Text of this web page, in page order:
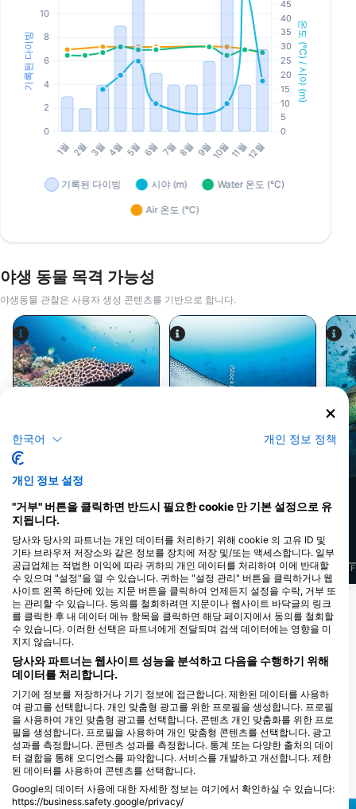
야생 동물 목격 가능성
야생동물 관찰은 사용자 생성 콘텐츠를 기반으로 합니다.
Alamy-WaterFrame
J F M A M J J A S O N D
iStock/Juliosanjuan
J F M A M J J A S O N D F
동물 더 보기
이 다이빙 장소를 이용하는 다이빙 센터
DivePoint Rannalhi
Adaaran Club Rannalhi, 20026
South Male Atoll, 몰디브
가까운 다이빙 사이트
한국어 개인 정보 정책
개인 정보 설정
"거부" 버튼을 클릭하면 반드시 필요한 cookie 만 기본 설정으로 유
지됩니다.
당사와 당사의 파트너는 개인 데이터를 처리하기 위해 cookie 의 고유 ID 및
기타 브라우저 저장소와 같은 정보를 장치에 저장 및/또는 액세스합니다. 일부
공급업체는 적법한 이익에 따라 귀하의 개인 데이터를 처리하여 이에 반대할
수 있으며 "설정"을 열 수 있습니다. 귀하는 "설정 관리" 버튼을 클릭하거나 웹
사이트 왼쪽 하단에 있는 지문 버튼을 클릭하여 언제든지 설정을 수락, 거부 또
는 관리할 수 있습니다. 동의를 철회하려면 지문이나 웹사이트 바닥글의 링크
를 클릭한 후 내 데이터 메뉴 항목을 클릭하면 해당 페이지에서 동의를 철회할
수 있습니다. 이러한 선택은 파트너에게 전달되며 검색 데이터에는 영향을 미
치지 않습니다.
당사와 파트너는 웹사이트 성능을 분석하고 다음을 수행하기 위해
데이터를 처리합니다.
기기에 정보를 저장하거나 기기 정보에 접근합니다. 제한된 데이터를 사용하
여 광고를 선택합니다. 개인 맞춤형 광고를 위한 프로필을 생성합니다. 프로필
을 사용하여 개인 맞춤형 광고를 선택합니다. 콘텐츠 개인 맞춤화를 위한 프로
필을 생성합니다. 프로필을 사용하여 개인 맞춤형 콘텐츠를 선택합니다. 광고
성과를 측정합니다. 콘텐츠 성과를 측정합니다. 통계 또는 다양한 출처의 데이
터 결합을 통해 오디언스를 파악합니다. 서비스를 개발하고 개선합니다. 제한
된 데이터를 사용하여 콘텐츠를 선택합니다.
Google의 데이터 사용에 대한 자세한 정보는 여기에서 확인하실 수 있습니다:
https://business.safety.google/privacy/